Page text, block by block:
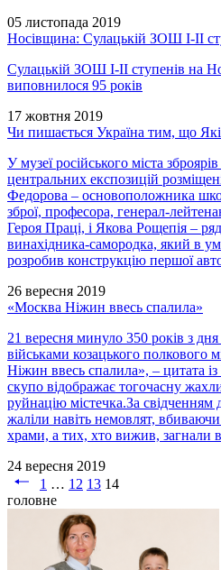
05 листопада 2019
Носівщина: Сулацькій ЗОШ І-ІІ
Сулацькій ЗОШ І-ІІ ступенів на
виповнилося 95 років
17 жовтня 2019
Чи пишається Україна тим, що
У музеї російського міста
центральних експозицій
Федорова – основоположника
зброї, професора, генерал-
Героя Праці, і Якова Рощепія –
винахідника-самородка, який в
розробив конструкцію першої
26 вересня 2019
«Москва Ніжин ввесь спалила»
21 вересня минуло 350 років з
військами козацького полкового
Ніжин ввесь спалила», – цитата із
скупо відображає тогочасну
руйнацію містечка.За свідченням
жаліли навіть немовлят,
храми, а тих, хто вижив, загнали
24 вересня 2019
1 … 12 13 14
головне